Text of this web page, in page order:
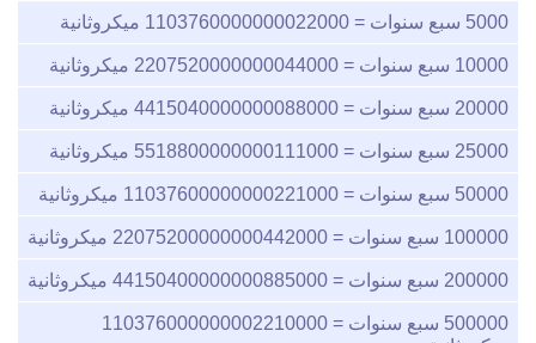
5000 سبع سنوات = 1103760000000022000 ميكروثانية
10000 سبع سنوات = 2207520000000044000 ميكروثانية
20000 سبع سنوات = 4415040000000088000 ميكروثانية
25000 سبع سنوات = 5518800000000111000 ميكروثانية
50000 سبع سنوات = 11037600000000221000 ميكروثانية
100000 سبع سنوات = 22075200000000442000 ميكروثانية
200000 سبع سنوات = 44150400000000885000 ميكروثانية
500000 سبع سنوات = 110376000000002210000